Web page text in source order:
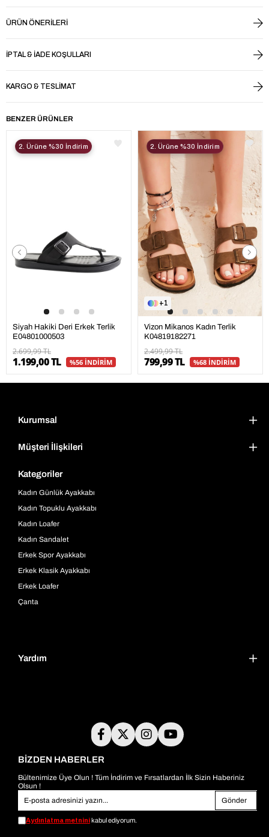
ÜRÜN ÖNERILERI
İPTAL & İADE KOŞULLARI
KARGO & TESLIMAT
BENZER ÜRÜNLER
Siyah Hakiki Deri Erkek Terlik
E04801000503
2.699,99 TL
1.199,00 TL %56 İNDİRİM
2. Ürüne %30 İndirim
1
Vizon Mikanos Kadın Terlik
K04819182271
2.499,99 TL
799,99 TL %68 İNDİRİM
2. Ürüne %30 İndirim
Kurumsal
Müşteri İlişkileri
Kategoriler
Kadın Günlük Ayakkabı
Kadın Topuklu Ayakkabı
Kadın Loafer
Kadın Sandalet
Erkek Spor Ayakkabı
Erkek Klasik Ayakkabı
Erkek Loafer
Çanta
Yardım
BİZDEN HABERLER
Bültenimize Üye Olun ! Tüm İndirim ve Fırsatlardan İlk Sizin Haberiniz
Olsun !
Gönder
Aydınlatma metnini kabul ediyorum.